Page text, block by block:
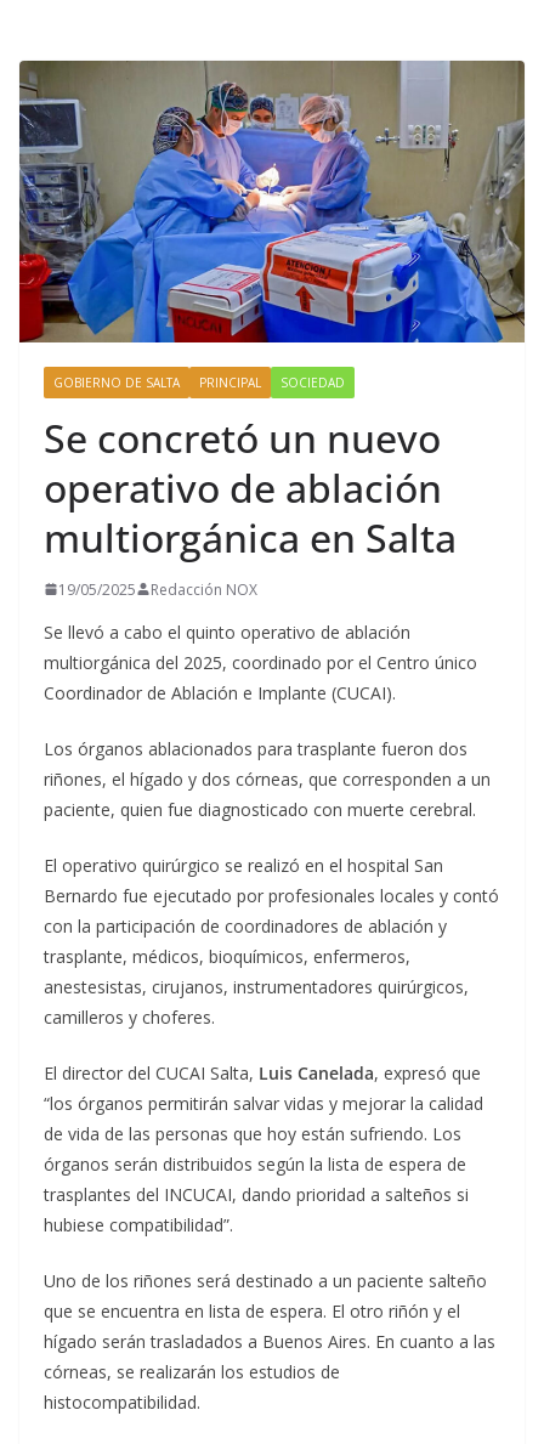
GOBIERNO DE SALTA PRINCIPAL SOCIEDAD
Se concretó un nuevo
operativo de ablación
multiorgánica en Salta
19/05/2025 Redacción NOX
Se llevó a cabo el quinto operativo de ablación
multiorgánica del 2025, coordinado por el Centro único
Coordinador de Ablación e Implante (CUCAI).
Los órganos ablacionados para trasplante fueron dos
riñones, el hígado y dos córneas, que corresponden a un
paciente, quien fue diagnosticado con muerte cerebral.
El operativo quirúrgico se realizó en el hospital San
Bernardo fue ejecutado por profesionales locales y contó
con la participación de coordinadores de ablación y
trasplante, médicos, bioquímicos, enfermeros,
anestesistas, cirujanos, instrumentadores quirúrgicos,
camilleros y choferes.
El director del CUCAI Salta, Luis Canelada, expresó que
“los órganos permitirán salvar vidas y mejorar la calidad
de vida de las personas que hoy están sufriendo. Los
órganos serán distribuidos según la lista de espera de
trasplantes del INCUCAI, dando prioridad a salteños si
hubiese compatibilidad”.
Uno de los riñones será destinado a un paciente salteño
que se encuentra en lista de espera. El otro riñón y el
hígado serán trasladados a Buenos Aires. En cuanto a las
córneas, se realizarán los estudios de
histocompatibilidad.